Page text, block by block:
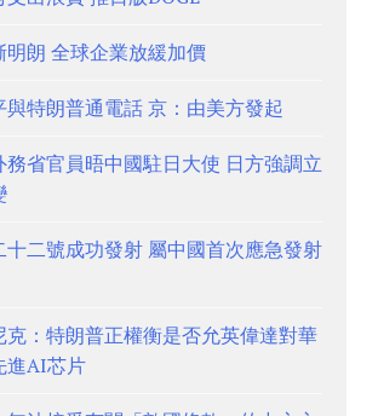
明朗 全球企業放緩加價
與特朗普通電話 京：由美方發起
務省官員晤中國駐日大使 日方強調立
十二號成功發射 屬中國首次應急發射
克：特朗普正權衡是否允英偉達對華
進AI芯片